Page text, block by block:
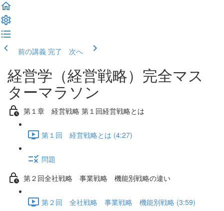
前の講義 完了 次へ
経営学（経営戦略）完全マス
ターマラソン
第１章 経営戦略 第１回経営戦略とは
第１回 経営戦略とは (4:27)
問題
第２回全社戦略 事業戦略 機能別戦略の違い
第２回 全社戦略 事業戦略 機能別戦略 (3:59)